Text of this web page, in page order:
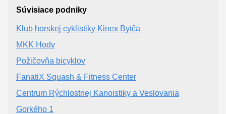
Súvisiace podniky
Klub horskej cyklistiky Kinex Bytča
MKK Hody
Požičovňa bicyklov
FanatiX Squash & Fitness Center
Centrum Rýchlostnej Kanoistiky a Veslovania
Gorkého 1